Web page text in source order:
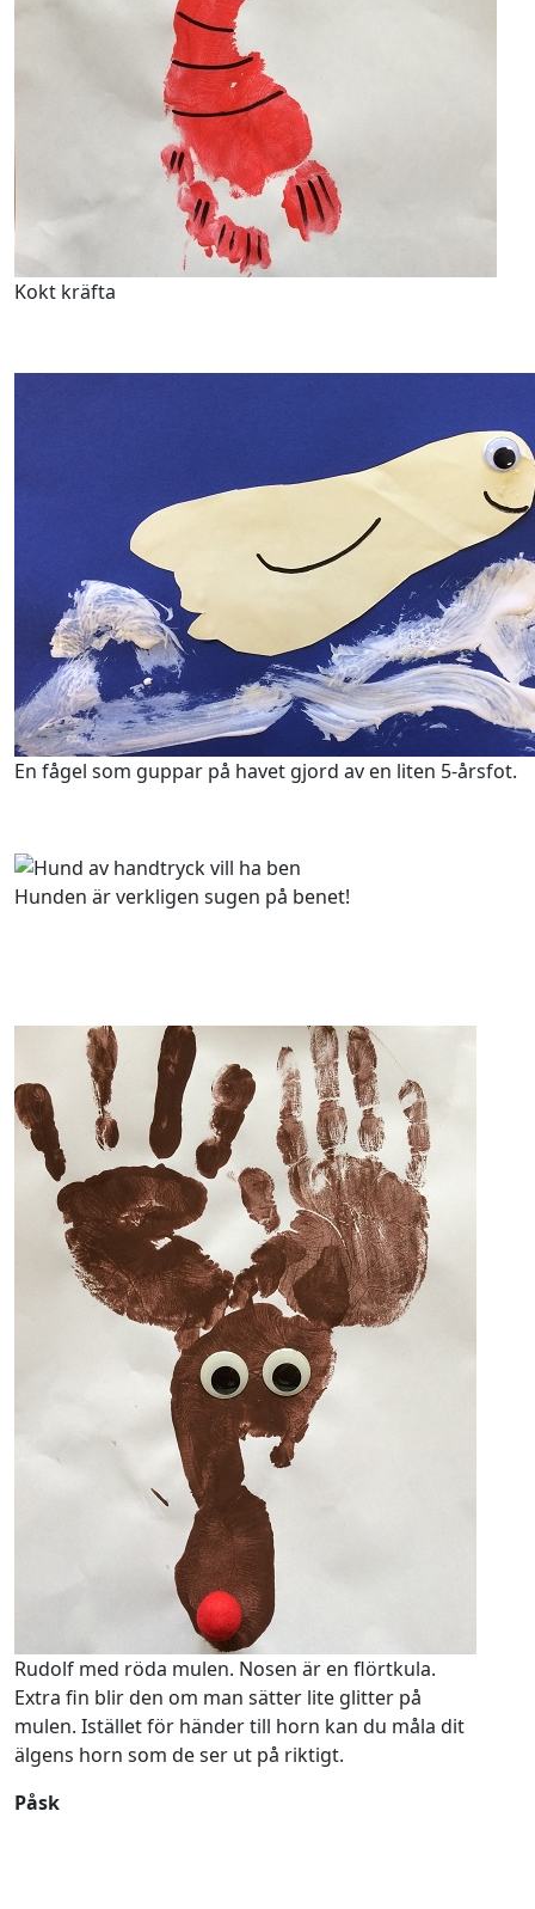
Kokt kräfta
En fågel som guppar på havet gjord av en liten 5-årsfot.
Hunden är verkligen sugen på benet!
Rudolf med röda mulen. Nosen är en flörtkula.
Extra fin blir den om man sätter lite glitter på
mulen. Istället för händer till horn kan du måla dit
älgens horn som de ser ut på riktigt.
Påsk